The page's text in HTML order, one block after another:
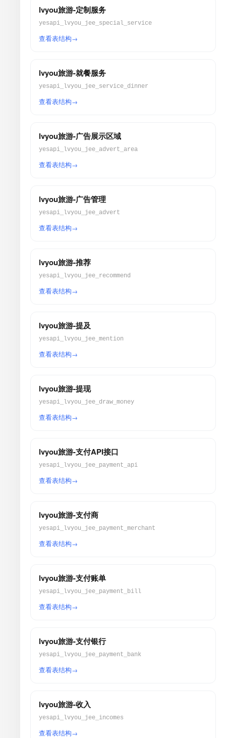
lvyou旅游-定制服务
yesapi_lvyou_jee_special_service
查看表结构
lvyou旅游-就餐服务
yesapi_lvyou_jee_service_dinner
查看表结构
lvyou旅游-广告展示区域
yesapi_lvyou_jee_advert_area
查看表结构
lvyou旅游-广告管理
yesapi_lvyou_jee_advert
查看表结构
lvyou旅游-推荐
yesapi_lvyou_jee_recommend
查看表结构
lvyou旅游-提及
yesapi_lvyou_jee_mention
查看表结构
lvyou旅游-提现
yesapi_lvyou_jee_draw_money
查看表结构
lvyou旅游-支付API接口
yesapi_lvyou_jee_payment_api
查看表结构
lvyou旅游-支付商
yesapi_lvyou_jee_payment_merchant
查看表结构
lvyou旅游-支付账单
yesapi_lvyou_jee_payment_bill
查看表结构
lvyou旅游-支付银行
yesapi_lvyou_jee_payment_bank
查看表结构
lvyou旅游-收入
yesapi_lvyou_jee_incomes
查看表结构